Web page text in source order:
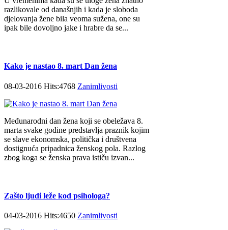
razlikovale od današnjih i kada je sloboda
djelovanja žene bila veoma sužena, one su
ipak bile dovoljno jake i hrabre da se...
Kako je nastao 8. mart Dan žena
08-03-2016 Hits:4768 Zanimlivosti
Međunarodni dan žena koji se obeležava 8.
marta svake godine predstavlja praznik kojim
se slave ekonomska, politička i društvena
dostignuća pripadnica ženskog pola. Razlog
zbog koga se ženska prava ističu izvan...
Zašto ljudi leže kod psihologa?
04-03-2016 Hits:4650 Zanimlivosti